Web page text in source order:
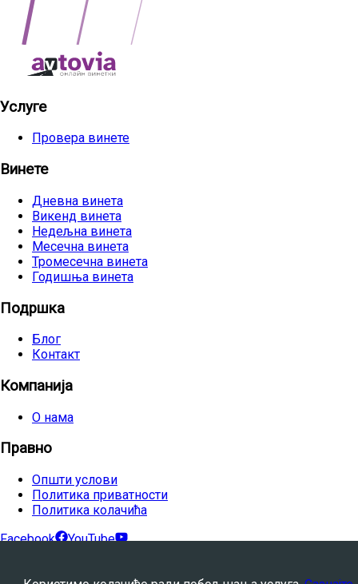
Услуге
Провера винете
Винете
Дневна винета
Викенд винета
Недељна винета
Месечна винета
Тромесечна винета
Годишња винета
Подршка
Блог
Контакт
Компанија
О нама
Правно
Општи услови
Политика приватности
Политика колачића
Facebook
YouTube